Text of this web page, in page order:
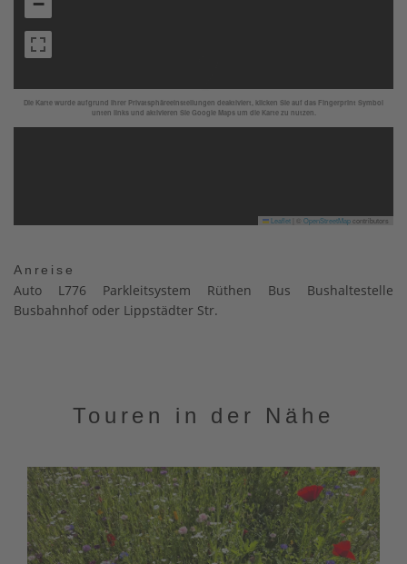
Die Karte wurde aufgrund Ihrer Privatsphäreeinstellungen deaktiviert, klicken Sie auf das Fingerprint Symbol
unten links und aktivieren Sie Google Maps um die Karte zu nutzen.
Leaflet OpenStreetMapcontributors
Anreise
Auto L776 Parkleitsystem Rüthen Bus Bushaltestelle
Busbahnhof oder Lippstädter Str.
Touren in der Nähe